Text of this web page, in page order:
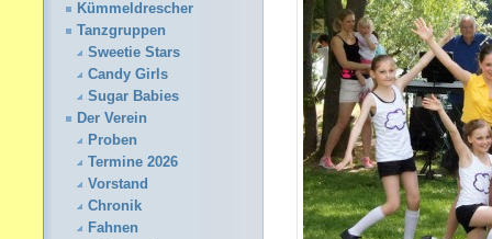
Kümmeldrescher
Tanzgruppen
Sweetie Stars
Candy Girls
Sugar Babies
Der Verein
Proben
Termine 2026
Vorstand
Chronik
Fahnen